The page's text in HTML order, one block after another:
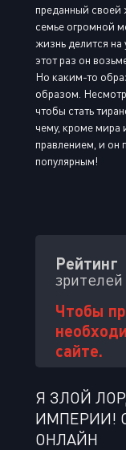
преданный
семье огромной
жизнь делится на
этот раз он
Но каким-то
образом.
чтобы стать
чему, кроме мира
правлением, и он
популярным!
Рейтинг
зрителей
Чтобы
сайте.
Я ЗЛОЙ
ИМПЕРИИ!
ОНЛАЙН